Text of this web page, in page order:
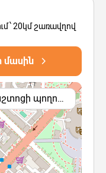
20կմ շառավղով
մասին
Հայաստան, Երևան, Մաշտոցի պողոտա